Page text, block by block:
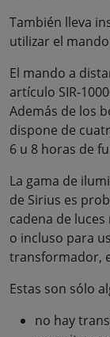
También lleva
utilizar el
El mando a
artículo SIR-
Además de los
dispone de
6 u 8 horas de
La gama de
de Sirius es
cadena de
o incluso para
transformador,
Estas son sólo
no hay